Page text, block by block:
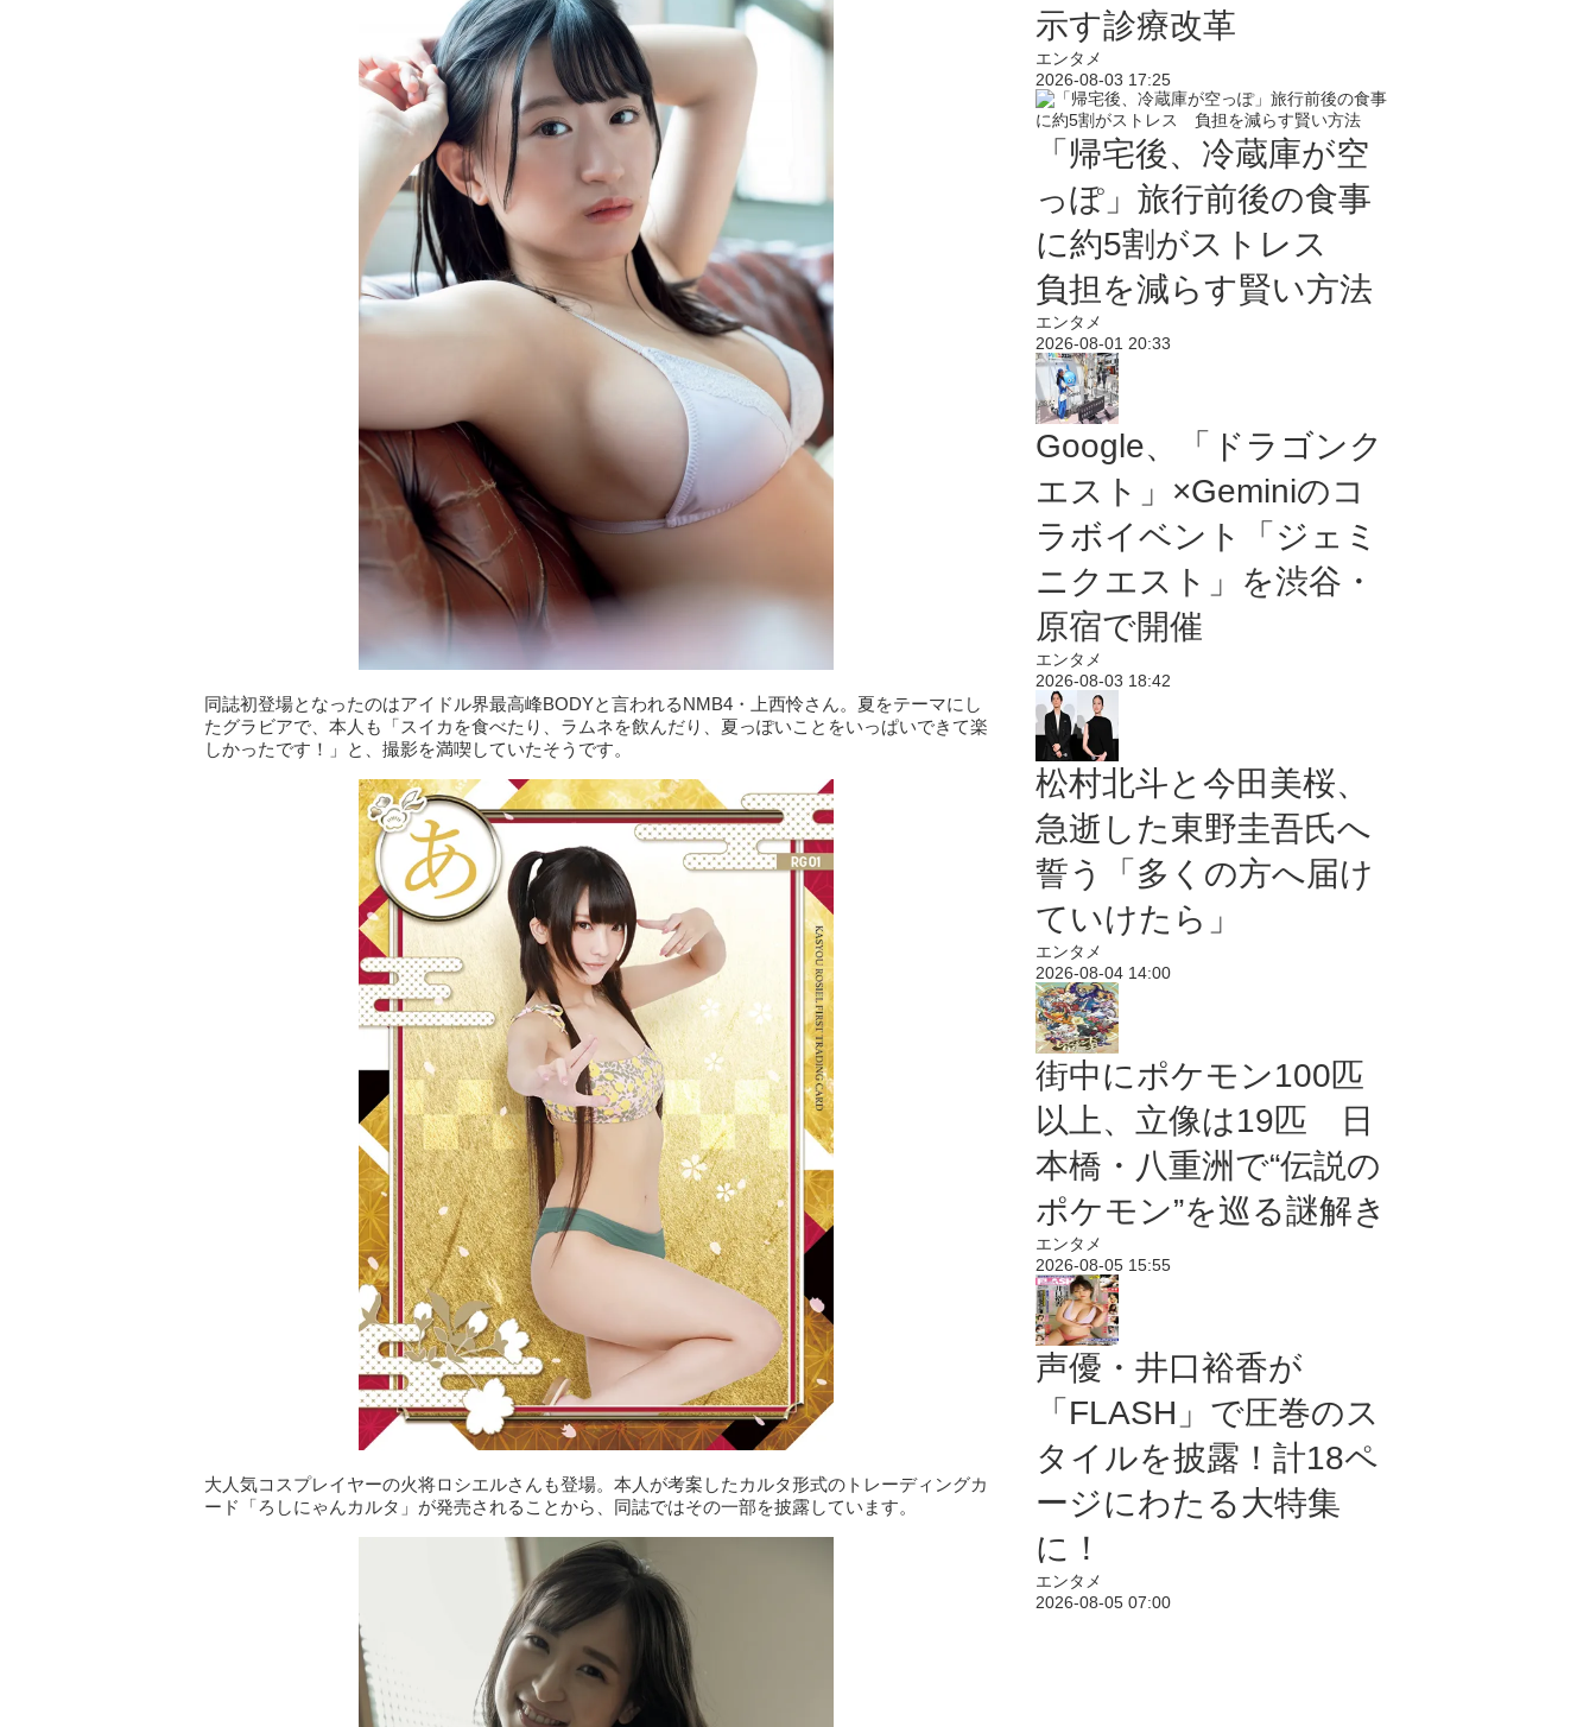
同誌初登場となったのはアイドル界最高峰BODYと言われるNMB4・上西怜さん。夏をテーマにし
たグラビアで、本人も「スイカを食べたり、ラムネを飲んだり、夏っぽいことをいっぱいできて楽
しかったです！」と、撮影を満喫していたそうです。
大人気コスプレイヤーの火将ロシエルさんも登場。本人が考案したカルタ形式のトレーディングカ
ード「ろしにゃんカルタ」が発売されることから、同誌ではその一部を披露しています。
示す診療改革
エンタメ
2026-08-03 17:25
「帰宅後、冷蔵庫が空
っぽ」旅行前後の食事
に約5割がストレス
負担を減らす賢い方法
エンタメ
2026-08-01 20:33
Google、「ドラゴンク
エスト」×Geminiのコ
ラボイベント「ジェミ
ニクエスト」を渋谷・
原宿で開催
エンタメ
2026-08-03 18:42
松村北斗と今田美桜、
急逝した東野圭吾氏へ
誓う「多くの方へ届け
ていけたら」
エンタメ
2026-08-04 14:00
街中にポケモン100匹
以上、立像は19匹 日
本橋・八重洲で“伝説の
ポケモン”を巡る謎解き
エンタメ
2026-08-05 15:55
声優・井口裕香が
「FLASH」で圧巻のス
タイルを披露！計18ペ
ージにわたる大特集
に！
エンタメ
2026-08-05 07:00